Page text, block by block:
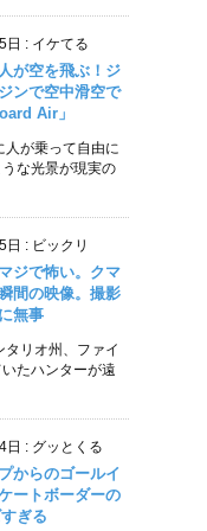
日 : イケてる
が空を飛ぶ！ジ
ンで空中滑空で
Air」
人が乗って自由に
な光景が現実の
日 : ビックリ
ジで怖い。クマ
間の映像。撮影
無事
タリオ州、ファイ
たハンターが遠
日 : グッとくる
からのゴールイ
ートボーダーの
ぎる